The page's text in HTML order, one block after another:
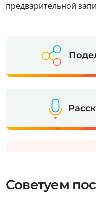
предварительной
Советуем